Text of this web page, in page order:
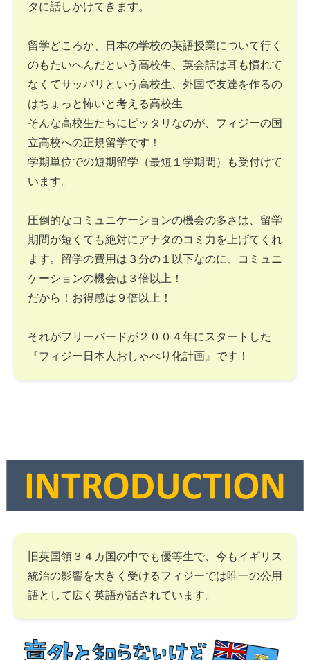
タに話しかけてきます。
留学どころか、日本の学校の英語授業について行く
のもたいへんだという高校生、英会話は耳も慣れて
なくてサッパリという高校生、外国で友達を作るの
はちょっと怖いと考える高校生
そんな高校生たちにピッタリなのが、フィジーの国
立高校への正規留学です！
学期単位での短期留学（最短１学期間）も受付けて
います。
圧倒的なコミュニケーションの機会の多さは、留学
期間が短くても絶対にアナタのコミ力を上げてくれ
ます。留学の費用は３分の１以下なのに、コミュニ
ケーションの機会は３倍以上！
だから！お得感は９倍以上！
それがフリーバードが２００４年にスタートした
『フィジー日本人おしゃべり化計画』です！
旧英国領３４カ国の中でも優等生で、今もイギリス
統治の影響を大きく受けるフィジーでは唯一の公用
語として広く英語が話されています。